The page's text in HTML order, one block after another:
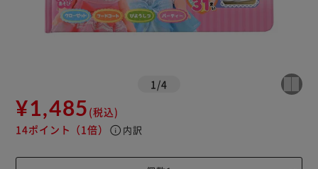
1 /4
¥1,485 (税込)
14ポイント （1倍） info 内訳